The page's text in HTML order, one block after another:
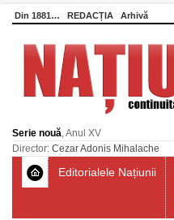
Din 1881… REDACȚIA Arhivă
Serie nouă, Anul XV
Director: Cezar Adonis Mihalache
Editorialele Națiunii